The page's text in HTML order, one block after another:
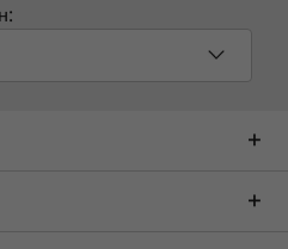
для своего
ваших уникальных бизнес-